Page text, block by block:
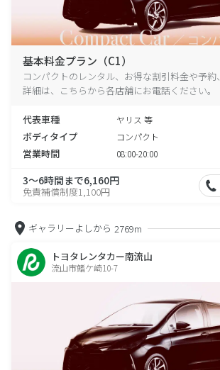
基本料金プラン（C1）
コンパクトのレンタル、お得な割引料金や予
詳細は、こちらから各店舗にお電話ください。
代表車種 ヤリス 等
ボディタイプ コンパクト
営業時間 08:00-20:00
3～6時間まで6,160円
免責補償制度1,100円
ギャラリーよしから 2769m
トヨタレンタカー南流山
流山市鰭ケ崎10-7